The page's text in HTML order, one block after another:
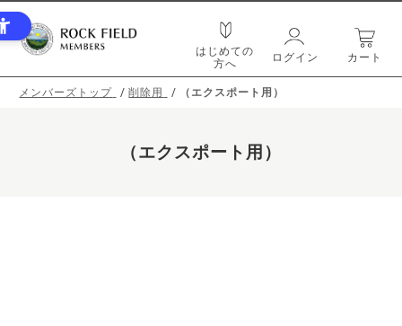
はじめての
方へ
ログイン カート
メンバーズトップ 削除用 （エクスポート用）
（エクスポート用）